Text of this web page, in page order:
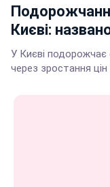
Києві:
У Києві подорожчає
через зростання цін